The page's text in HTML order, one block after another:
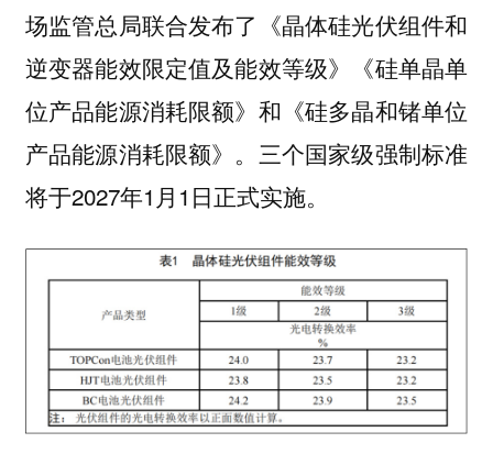
场监管总局联合发布了《晶体硅光伏组件和
逆变器能效限定值及能效等级》《硅单晶单
位产品能源消耗限额》和《硅多晶和锗单位
产品能源消耗限额》。三个国家级强制标准
将于2027年1月1日正式实施。